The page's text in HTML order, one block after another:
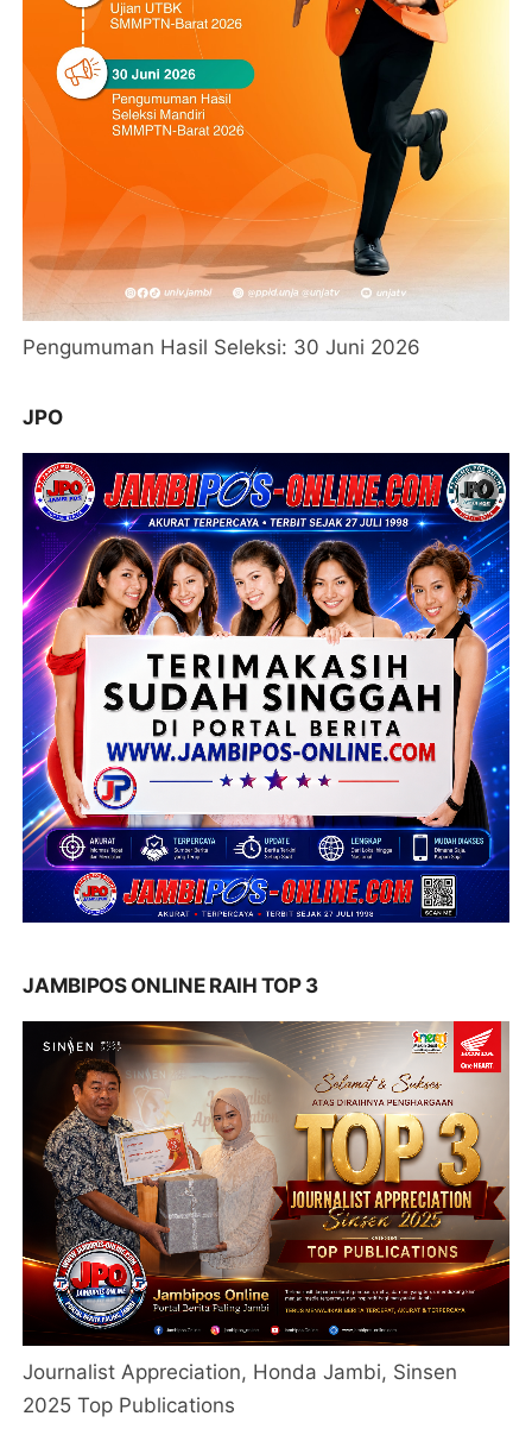
Pengumuman Hasil Seleksi: 30 Juni 2026
JPO
JAMBIPOS ONLINE RAIH TOP 3
Journalist Appreciation, Honda Jambi, Sinsen
2025 Top Publications